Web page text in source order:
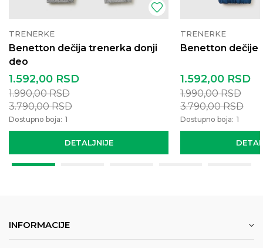
TRENERKE
Benetton dečija trenerka donji
deo
DETALJNIJE
1.592,00 RSD
1.990,00RSD
3.790,00RSD
Dostupno boja: 1
TRENERKE
Benetton dečije
1.592,00 RSD
1.990,00RSD
3.790,00RSD
Dostupno boja: 1
INFORMACIJE